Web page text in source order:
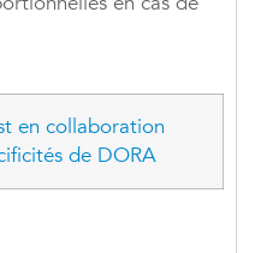
en collaboration
de DORA